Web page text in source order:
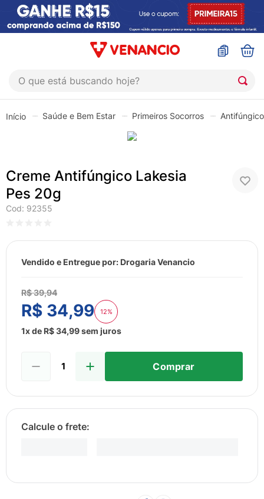
O que está buscando hoje?
Saúde e Bem Estar Primeiros Socorros Antifúngico
Creme Antifúngico Lakesia
Pes 20g
Cod: 92355
Vendido e Entregue por: Drogaria Venancio
R$39,94
R$ 34,99 12%
1x de R$34,99sem juros
Comprar
1º
coristina
4º
admuc
8º
esmalte
10º fralda